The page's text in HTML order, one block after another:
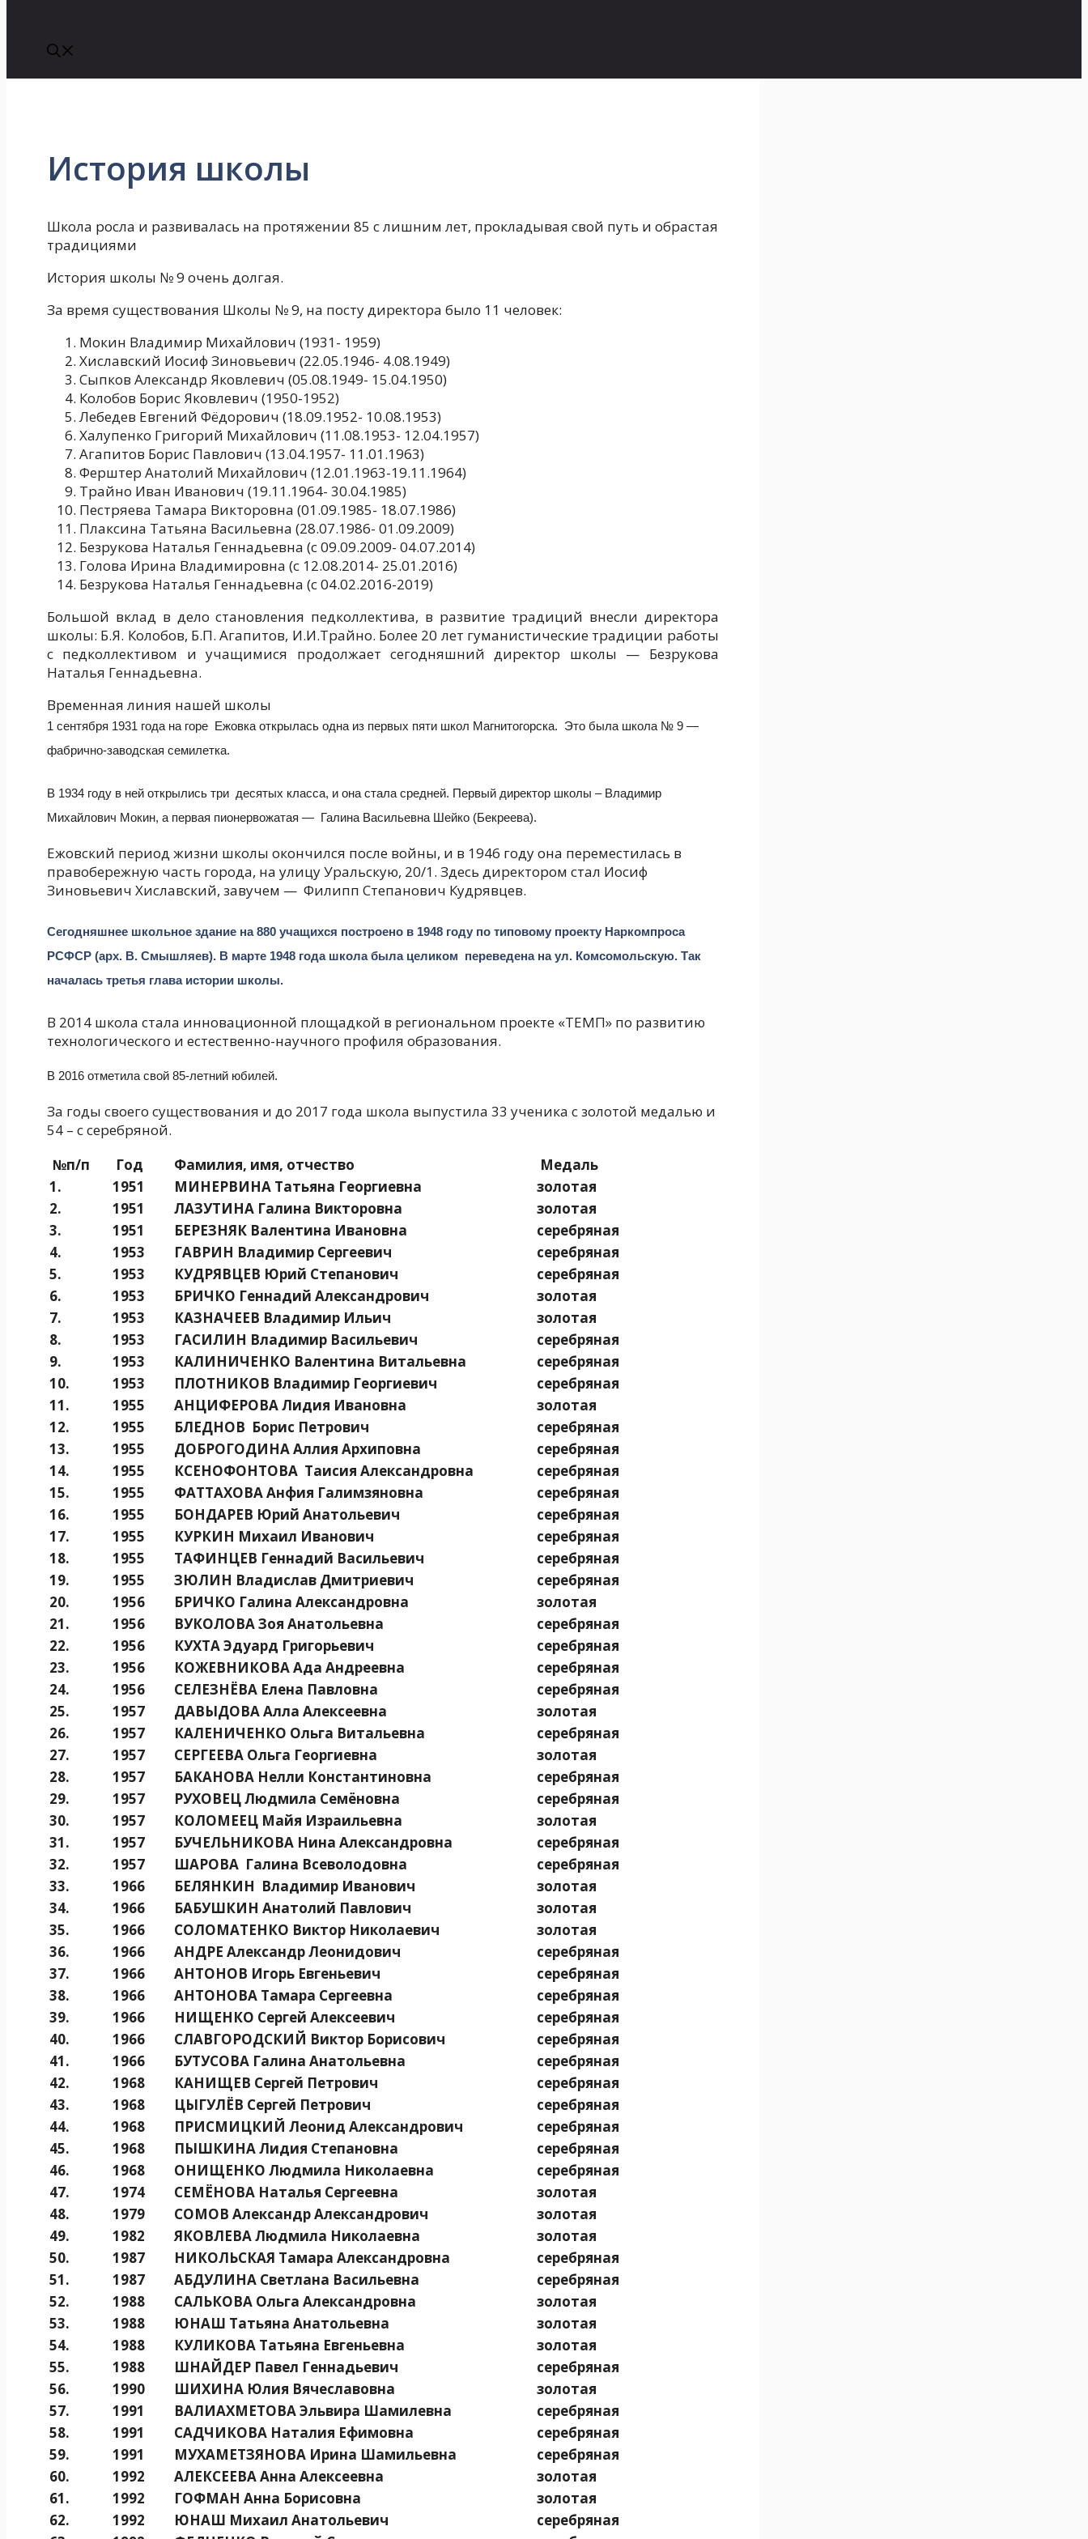
История школы
Школа росла и развивалась на протяжении 85 с лишним лет, прокладывая свой путь и обрастая
традициями
История школы № 9 очень долгая.
За время существования Школы № 9, на посту директора было 11 человек:
Мокин Владимир Михайлович (1931- 1959)
Хиславский Иосиф Зиновьевич (22.05.1946- 4.08.1949)
Сыпков Александр Яковлевич (05.08.1949- 15.04.1950)
Колобов Борис Яковлевич (1950-1952)
Лебедев Евгений Фёдорович (18.09.1952- 10.08.1953)
Халупенко Григорий Михайлович (11.08.1953- 12.04.1957)
Агапитов Борис Павлович (13.04.1957- 11.01.1963)
Ферштер Анатолий Михайлович (12.01.1963-19.11.1964)
Трайно Иван Иванович (19.11.1964- 30.04.1985)
Пестряева Тамара Викторовна (01.09.1985- 18.07.1986)
Плаксина Татьяна Васильевна (28.07.1986- 01.09.2009)
Безрукова Наталья Геннадьевна (с 09.09.2009- 04.07.2014)
Голова Ирина Владимировна (с 12.08.2014- 25.01.2016)
Безрукова Наталья Геннадьевна (с 04.02.2016-2019)
Большой вклад в дело становления педколлектива, в развитие традиций внесли директора
школы: Б.Я. Колобов, Б.П. Агапитов, И.И.Трайно. Более 20 лет гуманистические традиции работы
с педколлективом и учащимися продолжает сегодняшний директор школы — Безрукова
Наталья Геннадьевна.
Временная линия нашей школы
1 сентября 1931 года на горе Ежовка открылась одна из первых пяти школ Магнитогорска. Это была школа № 9 —
фабрично-заводская семилетка.
В 1934 году в ней открылись три десятых класса, и она стала средней. Первый директор школы – Владимир
Михайлович Мокин, а первая пионервожатая — Галина Васильевна Шейко (Бекреева).
Ежовский период жизни школы окончился после войны, и в 1946 году она переместилась в
правобережную часть города, на улицу Уральскую, 20/1. Здесь директором стал Иосиф
Зиновьевич Хиславский, завучем — Филипп Степанович Кудрявцев.
Сегодняшнее школьное здание на 880 учащихся построено в 1948 году по типовому проекту Наркомпроса
РСФСР (арх. В. Смышляев). В марте 1948 года школа была целиком переведена на ул. Комсомольскую. Так
началась третья глава истории школы.
В 2014 школа стала инновационной площадкой в региональном проекте «ТЕМП» по развитию
технологического и естественно-научного профиля образования.
В 2016 отметила свой 85-летний юбилей.
За годы своего существования и до 2017 года школа выпустила 33 ученика с золотой медалью и
54 – с серебряной.
№п/п
Год Фамилия, имя, отчество
Медаль
1.
1951 МИНЕРВИНА Татьяна Георгиевна
золотая
2.
1951 ЛАЗУТИНА Галина Викторовна
золотая
3.
1951 БЕРЕЗНЯК Валентина Ивановна
серебряная
4.
1953 ГАВРИН Владимир Сергеевич
серебряная
5.
1953 КУДРЯВЦЕВ Юрий Степанович
серебряная
6.
1953 БРИЧКО Геннадий Александрович
золотая
7.
1953 КАЗНАЧЕЕВ Владимир Ильич
золотая
8.
1953 ГАСИЛИН Владимир Васильевич
серебряная
9.
1953 КАЛИНИЧЕНКО Валентина Витальевна
серебряная
10.
1953 ПЛОТНИКОВ Владимир Георгиевич
серебряная
11.
1955 АНЦИФЕРОВА Лидия Ивановна
золотая
12.
1955 БЛЕДНОВ Борис Петрович
серебряная
13.
1955 ДОБРОГОДИНА Аллия Архиповна
серебряная
14.
1955 КСЕНОФОНТОВА Таисия Александровна
серебряная
15.
1955 ФАТТАХОВА Анфия Галимзяновна
серебряная
16.
1955 БОНДАРЕВ Юрий Анатольевич
серебряная
17.
1955 КУРКИН Михаил Иванович
серебряная
18.
1955 ТАФИНЦЕВ Геннадий Васильевич
серебряная
19.
1955 ЗЮЛИН Владислав Дмитриевич
серебряная
20.
1956 БРИЧКО Галина Александровна
золотая
21.
1956 ВУКОЛОВА Зоя Анатольевна
серебряная
22.
1956 КУХТА Эдуард Григорьевич
серебряная
23.
1956 КОЖЕВНИКОВА Ада Андреевна
серебряная
24.
1956 СЕЛЕЗНЁВА Елена Павловна
серебряная
25.
1957 ДАВЫДОВА Алла Алексеевна
золотая
26.
1957 КАЛЕНИЧЕНКО Ольга Витальевна
серебряная
27.
1957 СЕРГЕЕВА Ольга Георгиевна
золотая
28.
1957 БАКАНОВА Нелли Константиновна
серебряная
29.
1957 РУХОВЕЦ Людмила Семёновна
серебряная
30.
1957 КОЛОМЕЕЦ Майя Израильевна
золотая
31.
1957 БУЧЕЛЬНИКОВА Нина Александровна
серебряная
32.
1957 ШАРОВА Галина Всеволодовна
серебряная
33.
1966 БЕЛЯНКИН Владимир Иванович
золотая
34.
1966 БАБУШКИН Анатолий Павлович
золотая
35.
1966 СОЛОМАТЕНКО Виктор Николаевич
золотая
36.
1966 АНДРЕ Александр Леонидович
серебряная
37.
1966 АНТОНОВ Игорь Евгеньевич
серебряная
38.
1966 АНТОНОВА Тамара Сергеевна
серебряная
39.
1966 НИЩЕНКО Сергей Алексеевич
серебряная
40.
1966 СЛАВГОРОДСКИЙ Виктор Борисович
серебряная
41.
1966 БУТУСОВА Галина Анатольевна
серебряная
42.
1968 КАНИЩЕВ Сергей Петрович
серебряная
43.
1968 ЦЫГУЛЁВ Сергей Петрович
серебряная
44.
1968 ПРИСМИЦКИЙ Леонид Александрович
серебряная
45.
1968 ПЫШКИНА Лидия Степановна
серебряная
46.
1968 ОНИЩЕНКО Людмила Николаевна
серебряная
47.
1974 СЕМЁНОВА Наталья Сергеевна
золотая
48.
1979 СОМОВ Александр Александрович
золотая
49.
1982 ЯКОВЛЕВА Людмила Николаевна
золотая
50.
1987 НИКОЛЬСКАЯ Тамара Александровна
серебряная
51.
1987 АБДУЛИНА Светлана Васильевна
серебряная
52.
1988 САЛЬКОВА Ольга Александровна
золотая
53.
1988 ЮНАШ Татьяна Анатольевна
золотая
54.
1988 КУЛИКОВА Татьяна Евгеньевна
золотая
55.
1988 ШНАЙДЕР Павел Геннадьевич
серебряная
56.
1990 ШИХИНА Юлия Вячеславовна
золотая
57.
1991 ВАЛИАХМЕТОВА Эльвира Шамилевна
серебряная
58.
1991 САДЧИКОВА Наталия Ефимовна
серебряная
59.
1991 МУХАМЕТЗЯНОВА Ирина Шамильевна
серебряная
60.
1992 АЛЕКСЕЕВА Анна Алексеевна
золотая
61.
1992 ГОФМАН Анна Борисовна
золотая
62.
1992 ЮНАШ Михаил Анатольевич
серебряная